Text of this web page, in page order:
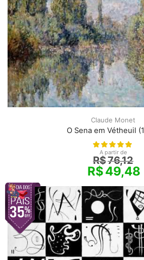
Claude Monet
O Sena em Vétheuil
A partir de
R$76,12
R$49,48